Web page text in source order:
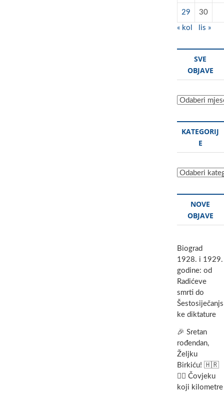
29 30
« kol lis »
SVE
OBJAVE
Sve
KATEGORIJ
E
Kategorije
NOVE
OBJAVE
Biograd
1928. i 1929.
godine: od
Radićeve
smrti do
Šestosiječanjs
ke diktature
🎉 Sretan
rođendan,
Željku
Birkiću! 🇭🇷
🏃‍♂️ Čovjeku
koji kilometre